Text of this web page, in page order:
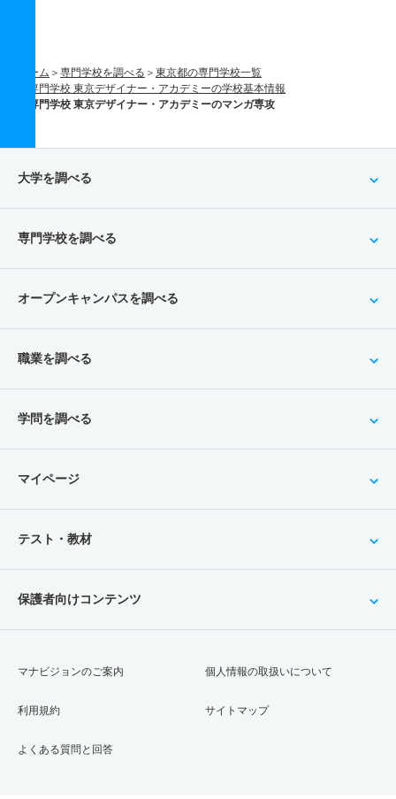
ホーム 専門学校を調べる
東京都の専門学校一覧
専門学校 東京デザイナー・アカデミーの学校基本情報
専門学校 東京デザイナー・アカデミーのマンガ専攻
大学を調べる
専門学校を調べる
オープンキャンパスを調べる
職業を調べる
学問を調べる
マイページ
テスト・教材
保護者向けコンテンツ
マナビジョンのご案内
利用規約
よくある質問と回答
個人情報の取扱いについて
サイトマップ